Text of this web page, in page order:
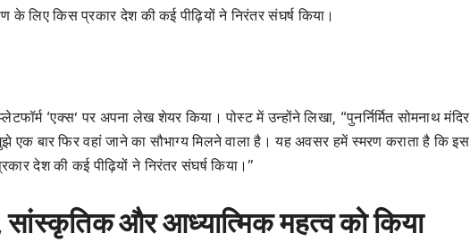
के लिए किस प्रकार देश की कई पीढ़ियों ने निरंतर संघर्ष किया।
‘एक्स’ पर अपना लेख शेयर किया। पोस्ट में उन्होंने लिखा, “पुनर्निर्मित सोमनाथ मंदिर
एक बार फिर वहां जाने का सौभाग्य मिलने वाला है। यह अवसर हमें स्मरण कराता है कि इस
देश की कई पीढ़ियों ने निरंतर संघर्ष किया।”
सांस्कृतिक और आध्यात्मिक महत्व को किया